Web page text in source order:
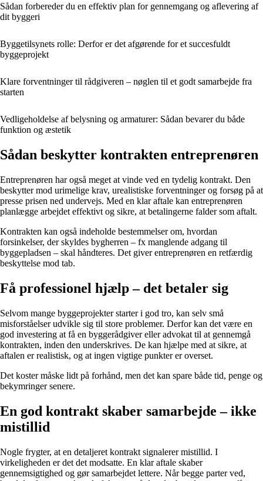
Sådan forbereder du en effektiv plan for gennemgang og aflevering af
dit byggeri
Byggetilsynets rolle: Derfor er det afgørende for et succesfuldt
byggeprojekt
Klare forventninger til rådgiveren – nøglen til et godt samarbejde fra
starten
Vedligeholdelse af belysning og armaturer: Sådan bevarer du både
funktion og æstetik
Sådan beskytter kontrakten entreprenøren
Entreprenøren har også meget at vinde ved en tydelig kontrakt. Den
beskytter mod urimelige krav, urealistiske forventninger og forsøg på at
presse prisen ned undervejs. Med en klar aftale kan entreprenøren
planlægge arbejdet effektivt og sikre, at betalingerne falder som aftalt.
Kontrakten kan også indeholde bestemmelser om, hvordan
forsinkelser, der skyldes bygherren – fx manglende adgang til
byggepladsen – skal håndteres. Det giver entreprenøren en retfærdig
beskyttelse mod tab.
Få professionel hjælp – det betaler sig
Selvom mange byggeprojekter starter i god tro, kan selv små
misforståelser udvikle sig til store problemer. Derfor kan det være en
god investering at få en byggerådgiver eller advokat til at gennemgå
kontrakten, inden den underskrives. De kan hjælpe med at sikre, at
aftalen er realistisk, og at ingen vigtige punkter er overset.
Det koster måske lidt på forhånd, men det kan spare både tid, penge og
bekymringer senere.
En god kontrakt skaber samarbejde – ikke
mistillid
Nogle frygter, at en detaljeret kontrakt signalerer mistillid. I
virkeligheden er det det modsatte. En klar aftale skaber
gennemsigtighed og gør samarbejdet lettere. Når begge parter ved,